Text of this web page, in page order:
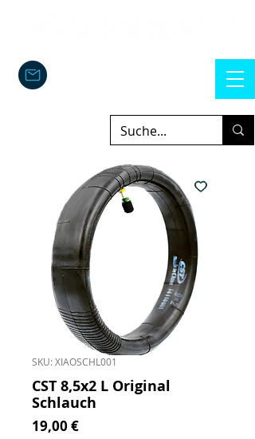
SKU: XIAOSCHL001
CST 8,5x2 L Original
Schlauch
19,00 €Prezzo